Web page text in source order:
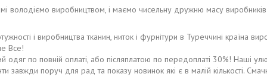
володіємо виробництвом, і маємо чисельну дружню масу
і виробництва тканин, ниток і фурнітури в Туреччині
Все!
одяг по повній оплаті, або післяплатою по передоплаті 30%! Наші
завжди поруч для рад та показу новинок які є в малій кількості.